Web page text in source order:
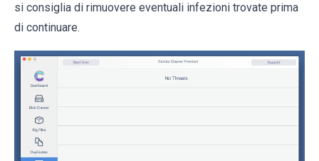
si consiglia di rimuovere eventuali infezioni trovate prima
di continuare.